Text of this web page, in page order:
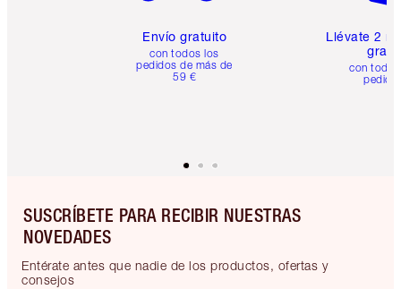
Envío gratuito
con todos los
pedidos de más de
59 €
Llévate 2
gratis
con
SUSCRÍBETE PARA RECIBIR NUESTRAS
NOVEDADES
Entérate antes que nadie de los productos, ofertas y
consejos